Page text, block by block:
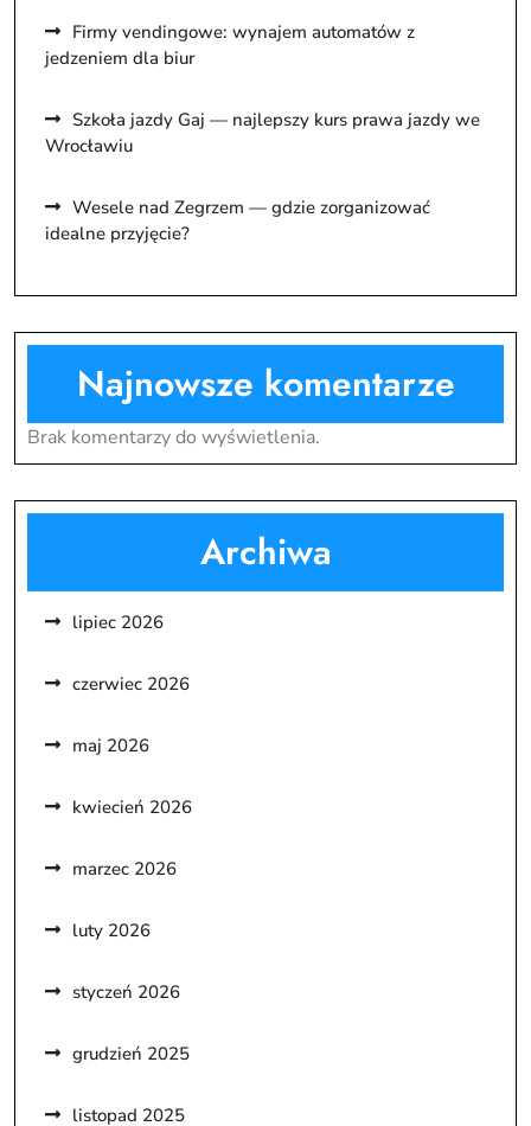
Firmy vendingowe: wynajem automatów z
jedzeniem dla biur
Szkoła jazdy Gaj — najlepszy kurs prawa jazdy we
Wrocławiu
Wesele nad Zegrzem — gdzie zorganizować
idealne przyjęcie?
Najnowsze komentarze
Brak komentarzy do wyświetlenia.
Archiwa
lipiec 2026
czerwiec 2026
maj 2026
kwiecień 2026
marzec 2026
luty 2026
styczeń 2026
grudzień 2025
listopad 2025